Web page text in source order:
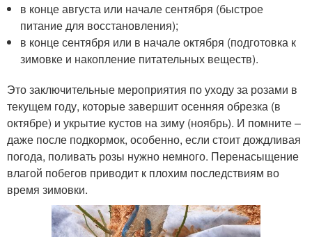
в конце августа или начале сентября (быстрое
питание для восстановления);
в конце сентября или в начале октября (подготовка к
зимовке и накопление питательных веществ).
Это заключительные мероприятия по уходу за розами в
текущем году, которые завершит осенняя обрезка (в
октябре) и укрытие кустов на зиму (ноябрь). И помните –
даже после подкормок, особенно, если стоит дождливая
погода, поливать розы нужно немного. Перенасыщение
влагой побегов приводит к плохим последствиям во
время зимовки.